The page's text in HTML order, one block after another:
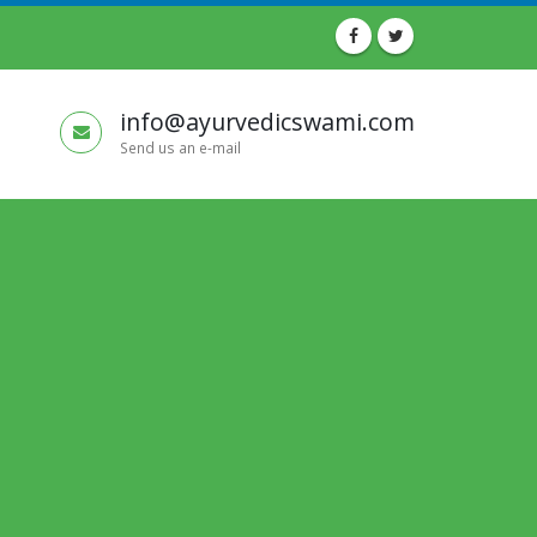
info@ayurvedicswami.com
Send us an e-mail